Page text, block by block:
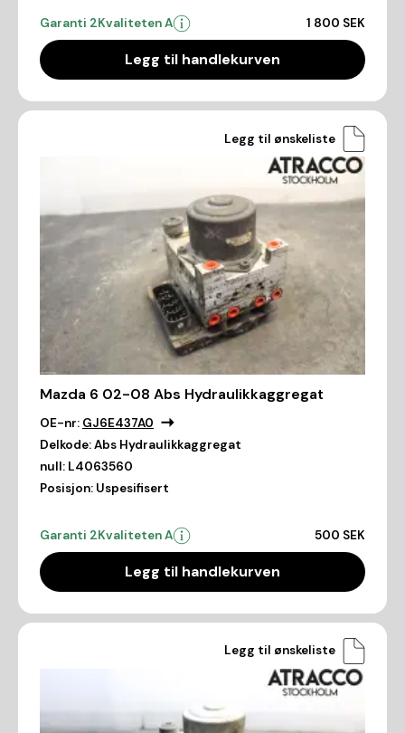
Garanti 2Kvaliteten A 1 800 SEK
Legg til handlekurven
Legg til ønskeliste
Mazda 6 02-08 Abs Hydraulikkaggregat
OE-nr: GJ6E437A0
Delkode:Abs Hydraulikkaggregat
null: L4063560
Posisjon: Uspesifisert
Garanti 2Kvaliteten A 500 SEK
Legg til handlekurven
Legg til ønskeliste